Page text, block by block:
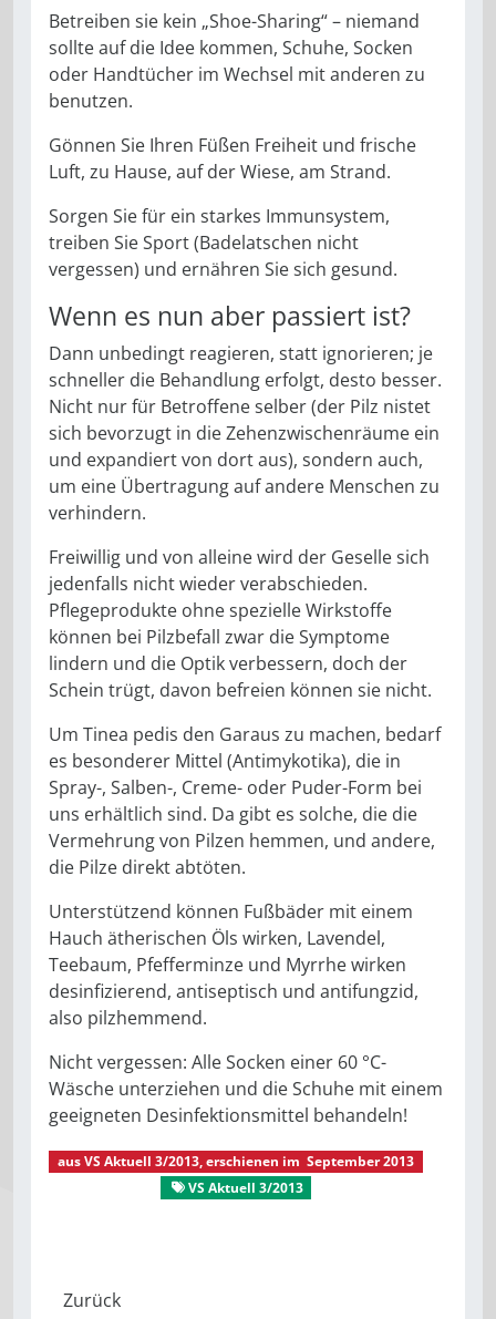
Betreiben sie kein „Shoe-Sharing“ – niemand
sollte auf die Idee kommen, Schuhe, Socken
oder Handtücher im Wechsel mit anderen zu
benutzen.
Gönnen Sie Ihren Füßen Freiheit und frische
Luft, zu Hause, auf der Wiese, am Strand.
Sorgen Sie für ein starkes Immunsystem,
treiben Sie Sport (Badelatschen nicht
vergessen) und ernähren Sie sich gesund.
Wenn es nun aber passiert ist?
Dann unbedingt reagieren, statt ignorieren; je
schneller die Behandlung erfolgt, desto besser.
Nicht nur für Betroffene selber (der Pilz nistet
sich bevorzugt in die Zehenzwischenräume ein
und expandiert von dort aus), sondern auch,
um eine Übertragung auf andere Menschen zu
verhindern.
Freiwillig und von alleine wird der Geselle sich
jedenfalls nicht wieder verabschieden.
Pflegeprodukte ohne spezielle Wirkstoffe
können bei Pilzbefall zwar die Symptome
lindern und die Optik verbessern, doch der
Schein trügt, davon befreien können sie nicht.
Um Tinea pedis den Garaus zu machen, bedarf
es besonderer Mittel (Antimykotika), die in
Spray-, Salben-, Creme- oder Puder-Form bei
uns erhältlich sind. Da gibt es solche, die die
Vermehrung von Pilzen hemmen, und andere,
die Pilze direkt abtöten.
Unterstützend können Fußbäder mit einem
Hauch ätherischen Öls wirken, Lavendel,
Teebaum, Pfefferminze und Myrrhe wirken
desinfizierend, antiseptisch und antifungzid,
also pilzhemmend.
Nicht vergessen: Alle Socken einer 60 °C-
Wäsche unterziehen und die Schuhe mit einem
geeigneten Desinfektionsmittel behandeln!
ausVS Aktuell 3/2013, erschienen im September 2013
VS Aktuell 3/2013